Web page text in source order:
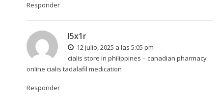
Responder
l5x1r
12 julio, 2025 a las 5:05 pm
cialis store in philippines – canadian pharmacy
online cialis tadalafil medication
Responder